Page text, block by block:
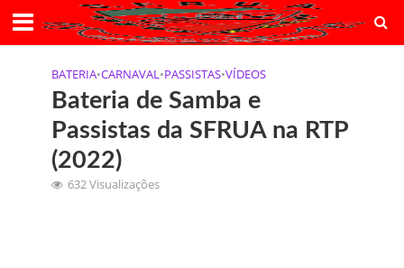
BATERIA•CARNAVAL•PASSISTAS•VÍDEOS
Bateria de Samba e
Passistas da SFRUA na RTP
(2022)
632 Visualizações